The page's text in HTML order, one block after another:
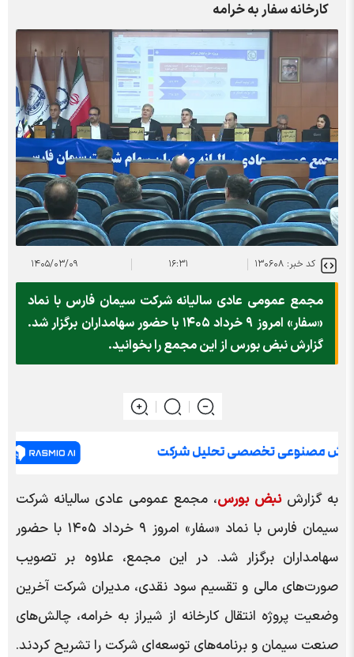
کارخانه سفار به خرامه
کد خبر: ۱۳۰۶۰۸ ۱۶:۳۱ ۱۴۰۵/۰۳/۰۹
مجمع عمومی عادی سالیانه شرکت سیمان فارس با نماد
«سفار» امروز ۹ خرداد ۱۴۰۵ با حضور سهامداران برگزار شد.
گزارش نبض بورس از این مجمع را بخوانید.
به گزارش نبض بورس، مجمع عمومی عادی سالیانه شرکت
سیمان فارس با نماد «سفار» امروز ۹ خرداد ۱۴۰۵ با حضور
سهامداران برگزار شد. در این مجمع، علاوه بر تصویب
صورت‌های مالی و تقسیم سود نقدی، مدیران شرکت آخرین
وضعیت پروژه انتقال کارخانه از شیراز به خرامه، چالش‌های
صنعت سیمان و برنامه‌های توسعه‌ای شرکت را تشریح کردند.